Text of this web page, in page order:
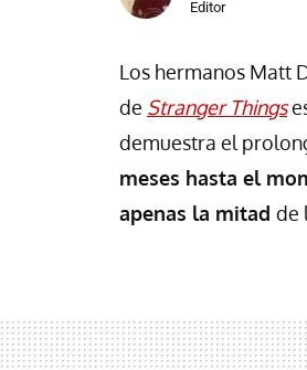
Editor
Los hermanos Matt
de Stranger Things
demuestra el
meses hasta el
apenas la mitad de